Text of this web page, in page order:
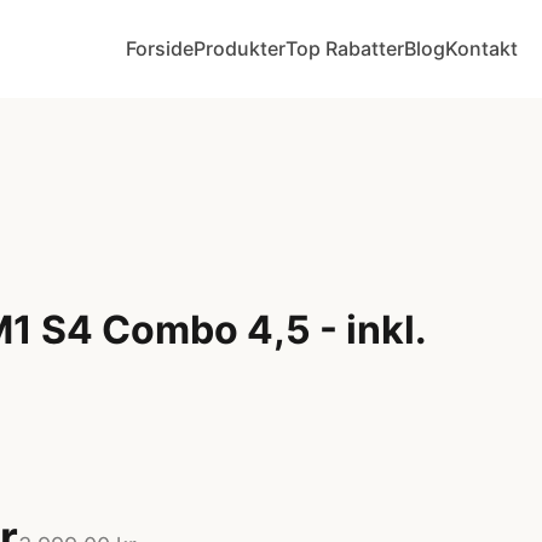
ForsideProdukterTop RabatterBlogKontakt
S4 Combo 4,5 - inkl.